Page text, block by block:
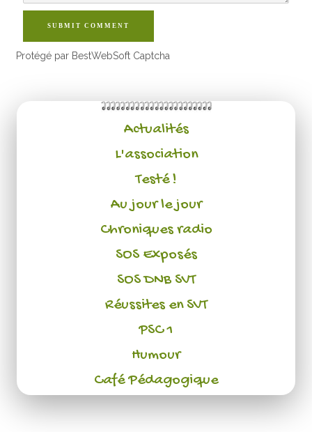
SUBMIT COMMENT
Protégé par BestWebSoft Captcha
Actualités
L'association
Testé !
Au jour le jour
Chroniques radio
SOS Exposés
SOS DNB SVT
Réussites en SVT
PSC 1
Humour
Café Pédagogique